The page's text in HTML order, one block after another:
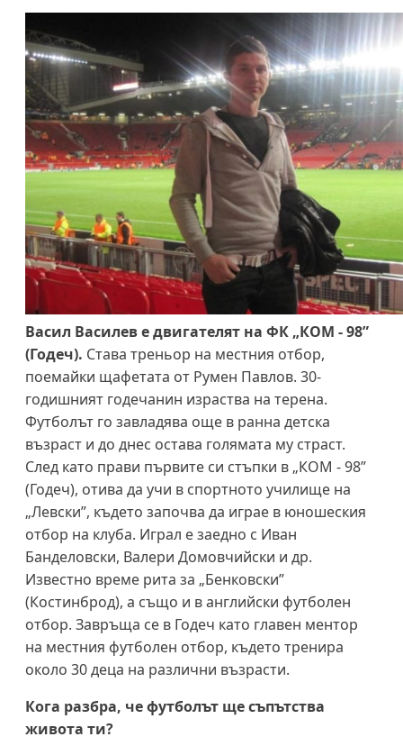
Васил Василев е двигателят на ФК „КОМ - 98”
(Годеч). Става треньор на местния отбор,
поемайки щафетата от Румен Павлов. 30-
годишният годечанин израства на терена.
Футболът го завладява още в ранна детска
възраст и до днес остава голямата му страст.
След като прави първите си стъпки в „КОМ - 98”
(Годеч), отива да учи в спортното училище на
„Левски”, където започва да играе в юношеския
отбор на клуба. Играл е заедно с Иван
Банделовски, Валери Домовчийски и др.
Известно време рита за „Бенковски”
(Костинброд), а също и в английски футболен
отбор. Завръща се в Годеч като главен ментор
на местния футболен отбор, където тренира
около 30 деца на различни възрасти.
Кога разбра, че футболът ще съпътства
живота ти?